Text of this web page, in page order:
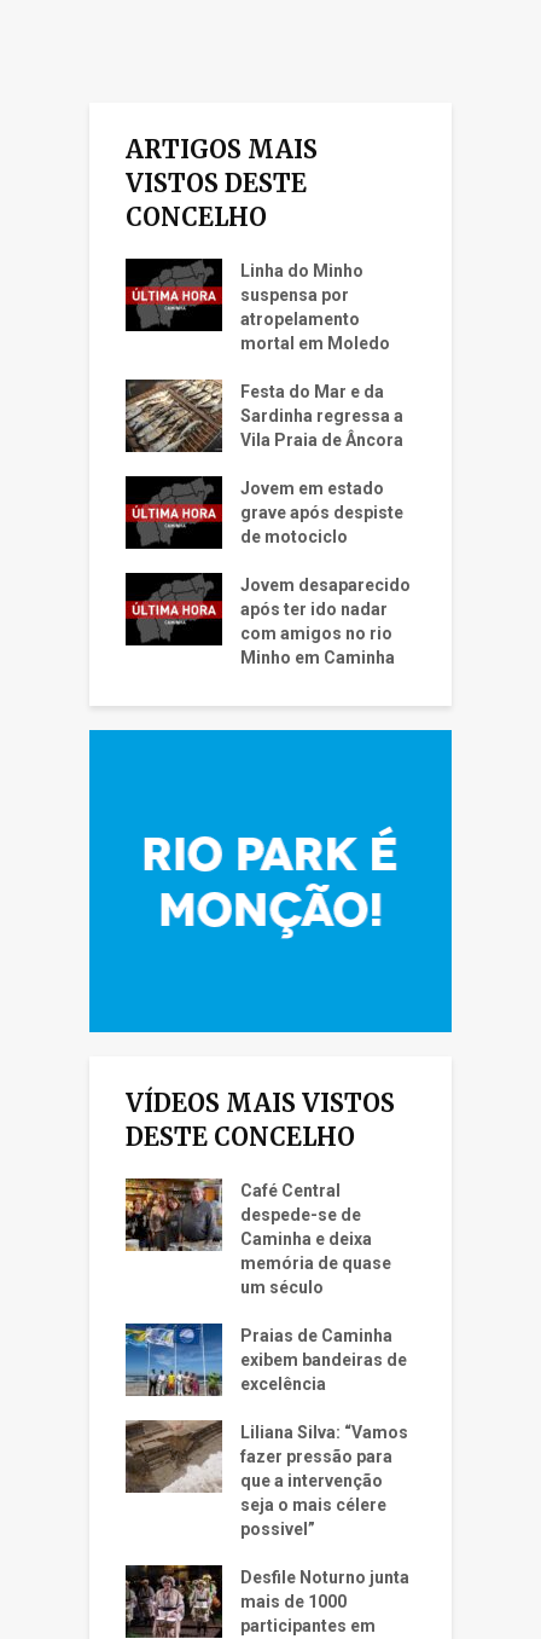
ARTIGOS MAIS
VISTOS DESTE
CONCELHO
Linha do Minho
suspensa por
atropelamento
mortal em Moledo
Festa do Mar e da
Sardinha regressa a
Vila Praia de Âncora
Jovem em estado
grave após despiste
de motociclo
Jovem desaparecido
após ter ido nadar
com amigos no rio
Minho em Caminha
VÍDEOS MAIS VISTOS
DESTE CONCELHO
Café Central
despede-se de
Caminha e deixa
memória de quase
um século
Praias de Caminha
exibem bandeiras de
excelência
Liliana Silva: “Vamos
fazer pressão para
que a intervenção
seja o mais célere
possivel”
Desfile Noturno junta
mais de 1000
participantes em